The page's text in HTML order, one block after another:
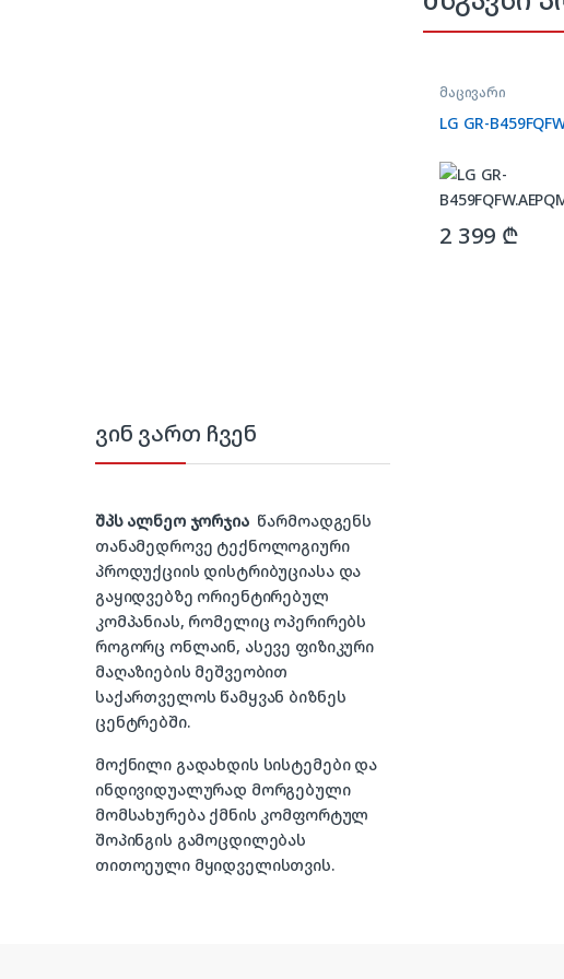
მაცივარი
LG GR-
2 399 ₾
ვინ ვართ ჩვენ
შპს ალნეო ჯორჯია წარმოადგენს
თანამედროვე ტექნოლოგიური
პროდუქციის დისტრიბუციასა და
გაყიდვებზე ორიენტირებულ
კომპანიას, რომელიც ოპერირებს
როგორც ონლაინ, ასევე ფიზიკური
მაღაზიების მეშვეობით
საქართველოს წამყვან ბიზნეს
ცენტრებში.
მოქნილი გადახდის სისტემები და
ინდივიდუალურად მორგებული
მომსახურება ქმნის კომფორტულ
შოპინგის გამოცდილებას
თითოეული მყიდველისთვის.